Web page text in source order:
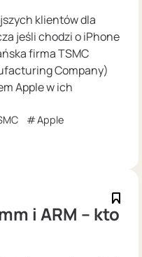
klientów dla
jeśli chodzi o iPhone
firma TSMC
Company)
Apple w ich
Apple
i ARM – kto